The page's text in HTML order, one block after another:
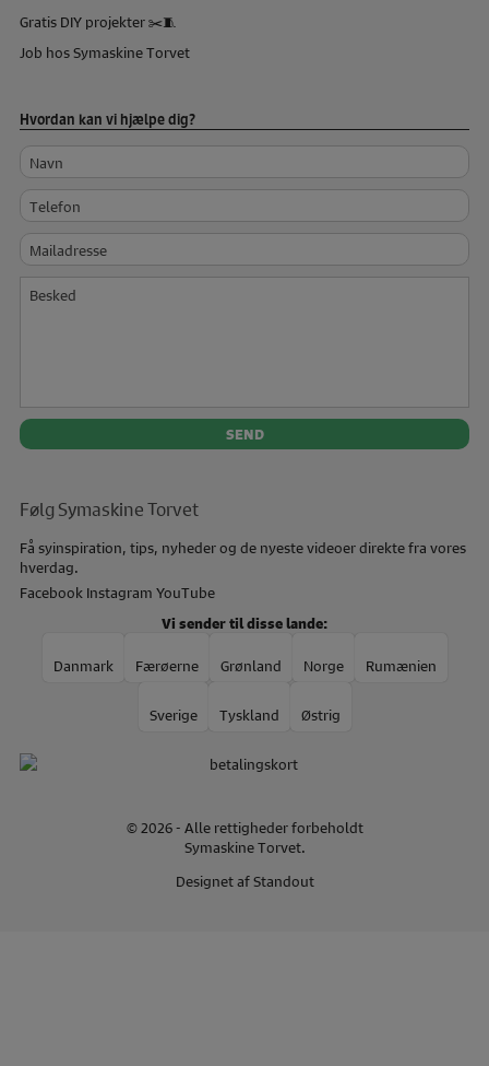
Gratis DIY projekter ✂️🧵
Job hos Symaskine Torvet
Hvordan kan vi hjælpe dig?
Navn
Telefon
Mailadresse
Besked
Følg Symaskine Torvet
Få syinspiration, tips, nyheder og de nyeste videoer direkte fra vores
hverdag.
Facebook Instagram YouTube
Vi sender til disse lande:
Danmark Færøerne Grønland Norge Rumænien
Sverige Tyskland Østrig
© 2026 - Alle rettigheder forbeholdt
Symaskine Torvet.
Designet afStandout